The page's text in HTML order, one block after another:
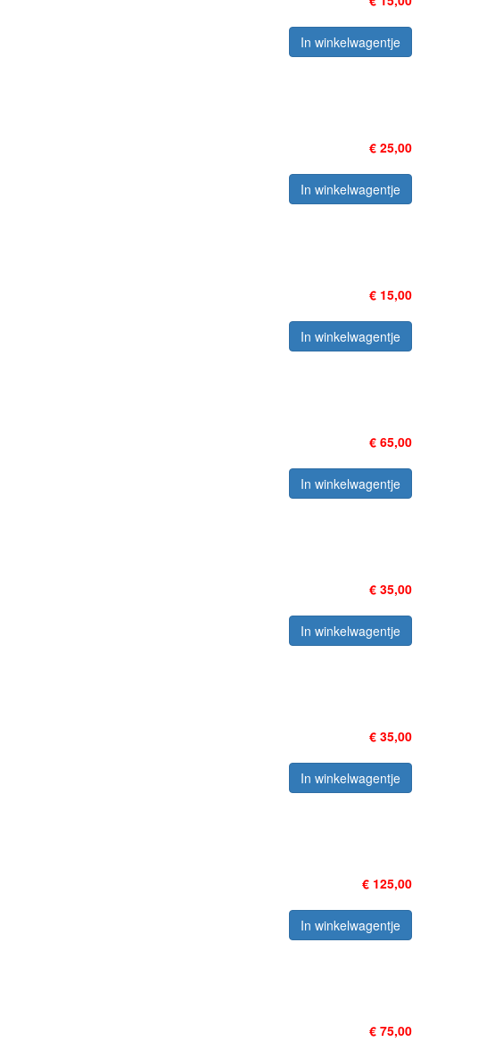
In winkelwagentje
€ 25,00
In winkelwagentje
€ 15,00
In winkelwagentje
€ 65,00
In winkelwagentje
€ 35,00
In winkelwagentje
€ 35,00
In winkelwagentje
€ 125,00
In winkelwagentje
€ 75,00